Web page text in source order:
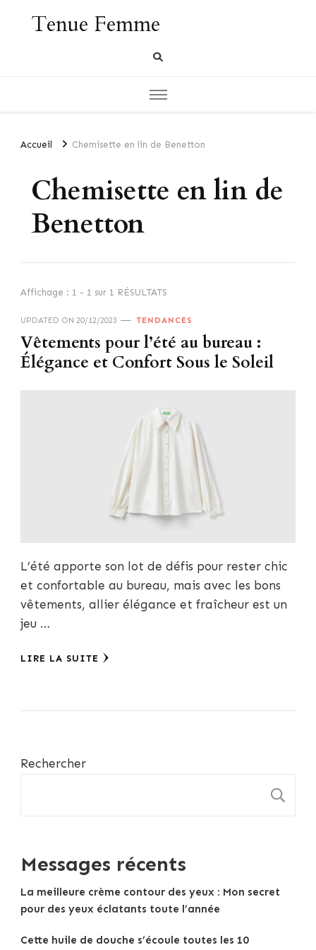
Tenue Femme
Accueil Chemisette en lin de Benetton
Chemisette en lin de
Benetton
Affichage : 1 - 1 sur 1 RÉSULTATS
UPDATED ON 20/12/2023 TENDANCES
Vêtements pour l’été au bureau :
Élégance et Confort Sous le Soleil
L’été apporte son lot de défis pour rester chic
et confortable au bureau, mais avec les bons
vêtements, allier élégance et fraîcheur est un
jeu …
LIRE LA SUITE
Rechercher
Messages récents
La meilleure crème contour des yeux : Mon secret
pour des yeux éclatants toute l’année
Cette huile de douche s’écoule toutes les 10